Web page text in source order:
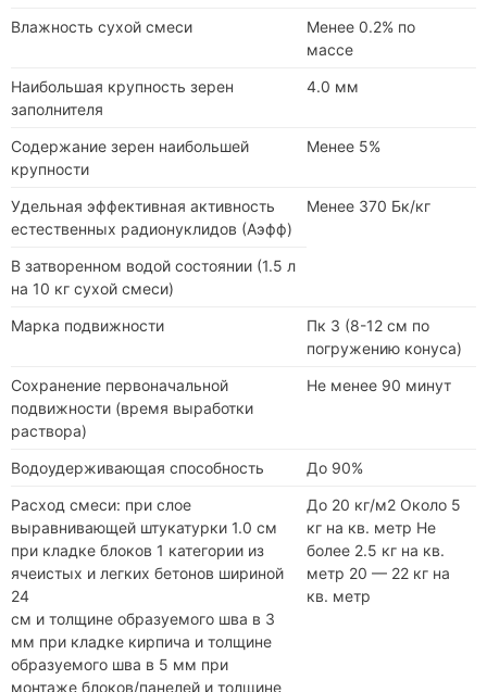
Влажность сухой смеси
Менее 0.2% по
массе
Наибольшая крупность зерен
заполнителя
4.0 мм
Содержание зерен наибольшей
крупности
Менее 5%
Удельная эффективная активность
естественных радионуклидов (Аэфф)
Менее 370 Бк/кг
В затворенном водой состоянии (1.5 л
на 10 кг сухой смеси)
Марка подвижности
Пк 3 (8-12 см по
погружению конуса)
Сохранение первоначальной
подвижности (время выработки
раствора)
Не менее 90 минут
Водоудерживающая способность
До 90%
Расход смеси: при слое
выравнивающей штукатурки 1.0 см
при кладке блоков 1 категории из
ячеистых и легких бетонов шириной
24
см и толщине образуемого шва в 3
мм при кладке кирпича и толщине
образуемого шва в 5 мм при
монтаже блоков/панелей и толщине
До 20 кг/м2 Около 5
кг на кв. метр Не
более 2.5 кг на кв.
метр 20 — 22 кг на
кв. метр